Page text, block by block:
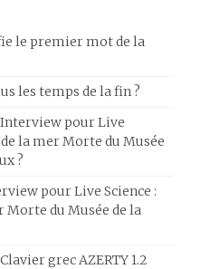
le premier mot de la
les temps de la fin ?
Interview pour Live
la mer Morte du Musée
?
pour Live Science :
Morte du Musée de la
Clavier grec AZERTY 1.2